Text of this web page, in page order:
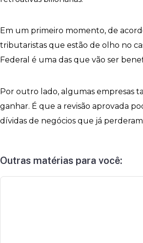
Em um primeiro momento, de
tributaristas que estão de olho no
Federal é uma das que vão ser
Por outro lado, algumas empresas
ganhar. É que a revisão aprovada
dívidas de negócios que já
Outras matérias para você: